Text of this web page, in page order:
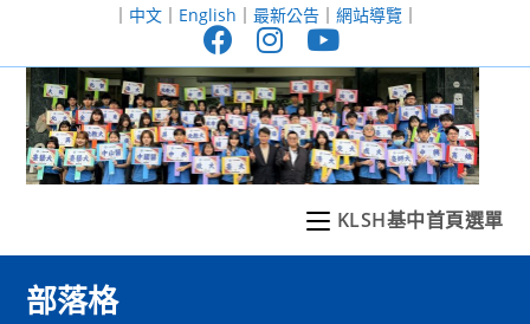
至
｜ 中文｜ English ｜ 最新公告｜ 網站導覽｜
KLSH基中首頁選單
部落格